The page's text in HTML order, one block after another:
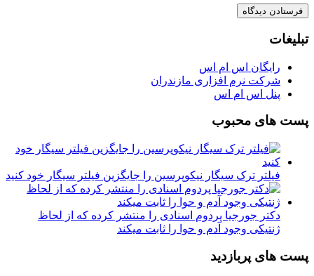
تبلیغات
رایگان اس ام اس
شرکت نرم افزاری مازندران
پنل اس ام اس
پست های محبوب
فیلتر ترک سیگار نیکوپرسین را جایگزین فیلتر سیگار خود کنید
دکتر جورجیا پردوم اسنادی را منتشر کرده که از لحاظ
ژنتیکی وجود آدم و حوا را ثابت میکند
پست های پربازدید